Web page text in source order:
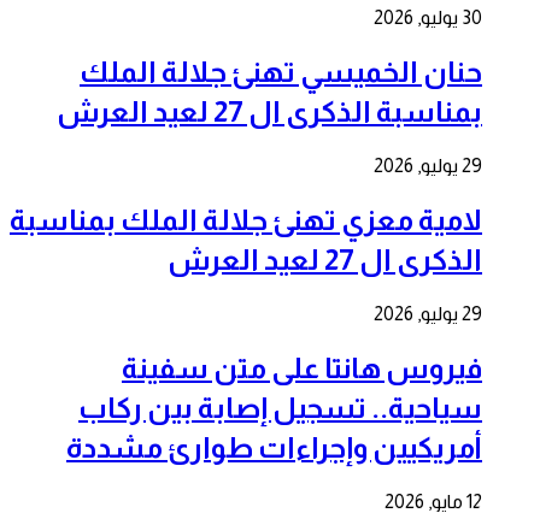
30 يوليو, 2026
حنان الخميسي تهنئ جلالة الملك
بمناسبة الذكرى ال 27 لعيد العرش
29 يوليو, 2026
لامية معزي تهنئ جلالة الملك بمناسبة
الذكرى ال 27 لعيد العرش
29 يوليو, 2026
فيروس هانتا على متن سفينة
سياحية.. تسجيل إصابة بين ركاب
أمريكيين وإجراءات طوارئ مشددة
12 مايو, 2026